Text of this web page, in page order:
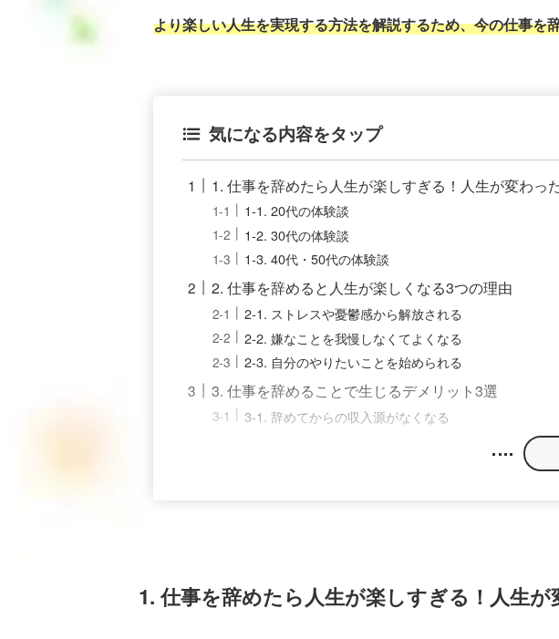
より楽しい人生を実現する方法を解説するため、今の仕事
気になる内容をタップ
1. 仕事を辞めたら人生が楽しすぎる！人生が変わっ
1-1. 20代の体験談
1-2. 30代の体験談
1-3. 40代・50代の体験談
2. 仕事を辞めると人生が楽しくなる3つの理由
2-1. ストレスや憂鬱感から解放される
2-2. 嫌なことを我慢しなくてよくなる
2-3. 自分のやりたいことを始められる
3. 仕事を辞めることで生じるデメリット3選
3-1. 辞めてからの収入源がなくなる
1. 仕事を辞めたら人生が楽しすぎる！人生